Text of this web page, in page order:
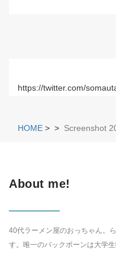
https://twitter.com/
HOME > > Screenshot
About me!
40代ラーメン屋のおっちゃん。
す。唯一のバックボーンは大学